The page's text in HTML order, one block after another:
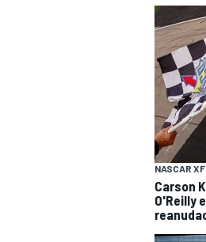
NASCAR
Carson
O'Reilly